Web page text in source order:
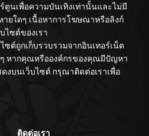
01/29/2026
ตูนเพื่อความบันเทิงเท่านั้นและไม่มี
ยใดๆ เนื้อหาการโฆษณาหรือลิงก์
ซต์ของเรา
ต์ถูกเก็บรวบรวมจากอินเทอร์เน็ต
ๆ หากคุณหรือองค์กรของคุณมีปัญหา
งบนเว็บไซต์ กรุณาติดต่อเราเพื่อ
ติดต่อเรา